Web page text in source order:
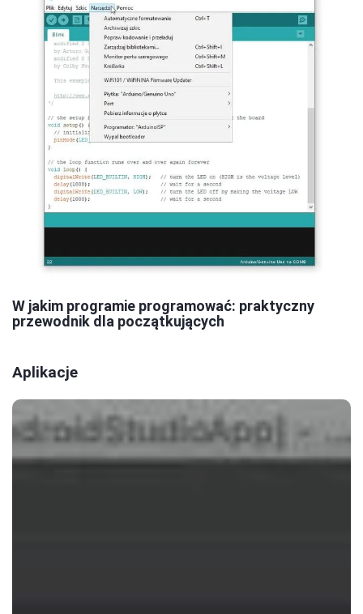
W jakim programie programować: praktyczny
przewodnik dla początkujących
Aplikacje